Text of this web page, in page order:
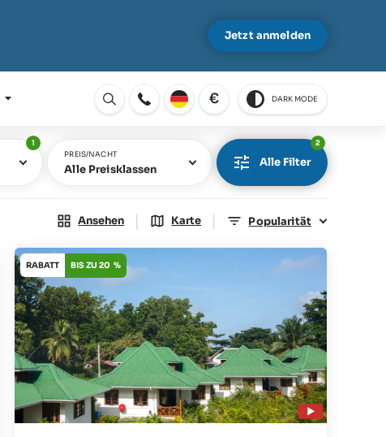
Jetzt anmelden
Öffnen
€ DARK MODE
1
PREIS/NACHT
Alle Preisklassen Alle Filter
2
Ansehen | Karte | Popularität
RABATT BIS ZU 20 %